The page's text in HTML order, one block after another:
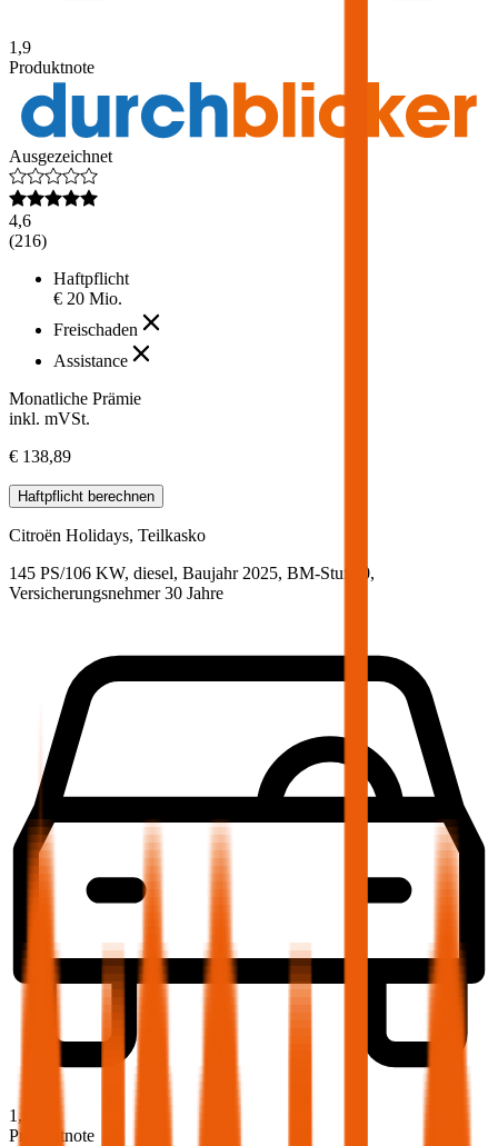
1,9
Produktnote
Ausgezeichnet
4,6
(216)
Haftpflicht
€ 20 Mio.
Freischaden
Assistance
Monatliche Prämie
inkl. mVSt.
€ 138,89
Haftpflicht berechnen
Citroën Holidays, Teilkasko
145 PS/106 KW, diesel, Baujahr 2025, BM-Stufe 0,
Versicherungsnehmer 30 Jahre
1,9
Produktnote